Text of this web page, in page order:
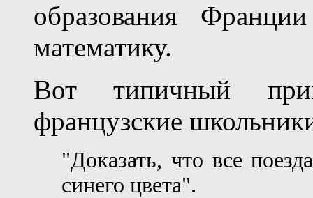
образования
математику.
Вот типичный
французские
"Доказать, что все
синего цвета".